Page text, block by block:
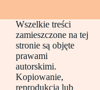
Wszelkie treści
zamieszczone na tej
stronie są objęte
prawami
autorskimi.
Kopiowanie,
reprodukcja lub